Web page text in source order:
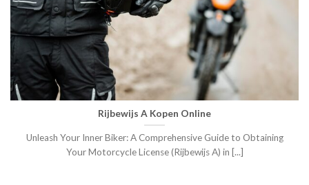
Rijbewijs A Kopen Online
Unleash Your Inner Biker: A Comprehensive Guide to Obtaining
Your Motorcycle License (Rijbewijs A) in [...]